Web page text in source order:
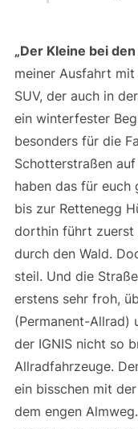
„Der Kleine bei
meiner Ausfahrt mit
SUV, der auch in
ein winterfester
besonders für die
Schotterstraßen
haben das für euch
bis zur Rettenegg
dorthin führt zuerst
durch den Wald.
steil. Und die
erstens sehr froh,
(Permanent-Allrad)
der IGNIS nicht so
Allradfahrzeuge.
ein bisschen mit
dem engen